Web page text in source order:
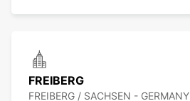
FREIBERG
FREIBERG / SACHSEN - GERMANY